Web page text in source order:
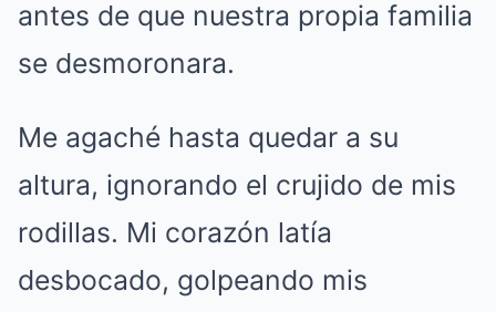
antes de que nuestra propia familia
se desmoronara.
Me agaché hasta quedar a su
altura, ignorando el crujido de mis
rodillas. Mi corazón latía
desbocado, golpeando mis